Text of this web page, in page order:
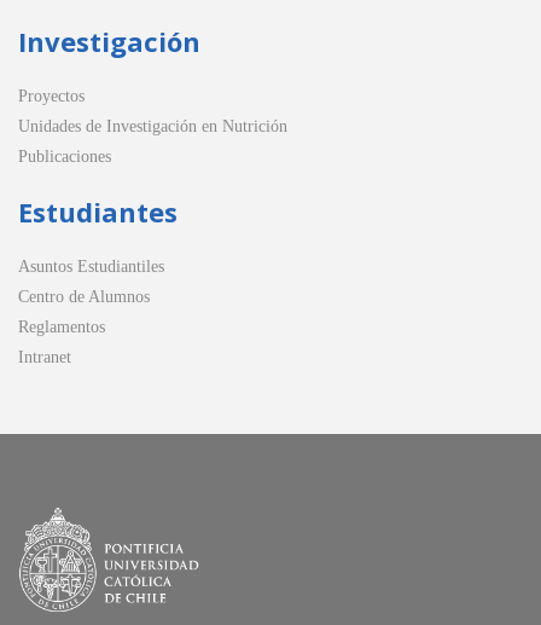
Investigación
Proyectos
Unidades de Investigación en Nutrición
Publicaciones
Estudiantes
Asuntos Estudiantiles
Centro de Alumnos
Reglamentos
Intranet